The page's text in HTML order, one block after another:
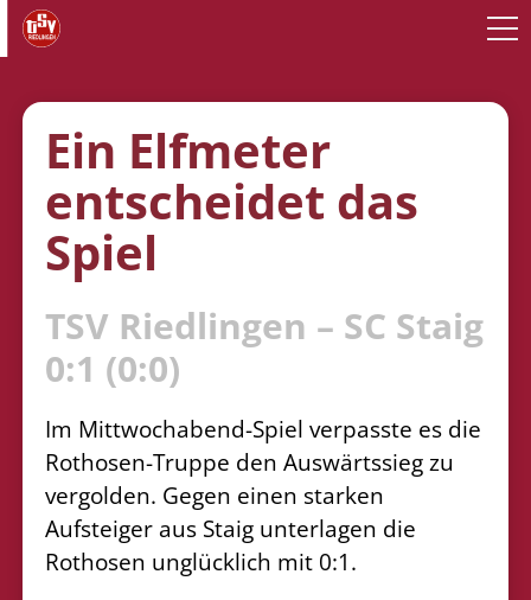
Ein Elfmeter
entscheidet das
Spiel
TSV Riedlingen – SC Staig
0:1 (0:0)
Im Mittwochabend-Spiel verpasste es die
Rothosen-Truppe den Auswärtssieg zu
vergolden. Gegen einen starken
Aufsteiger aus Staig unterlagen die
Rothosen unglücklich mit 0:1.